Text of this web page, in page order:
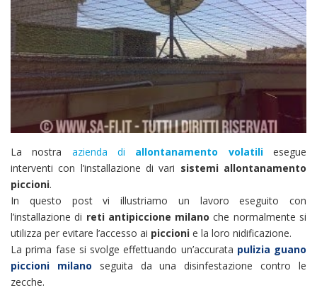
La nostra azienda di allontanamento volatiliesegue
interventi con l’installazione di vari sistemi allontanamento
piccioni.
In questo post vi illustriamo un lavoro eseguito con
l’installazione di reti antipiccione milanoche normalmente si
utilizza per evitare l’accesso ai piccioni e la loro nidificazione.
La prima fase si svolge effettuando un’accurata pulizia guano
piccioni milano
seguita da una disinfestazione contro le
zecche.